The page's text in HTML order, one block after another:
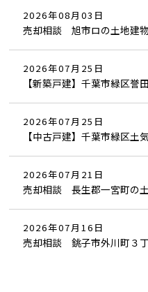
2026年08月03日
売却相談 旭市ロの土地建
2026年07月25日
【新築戸建】千葉市緑区誉
2026年07月25日
【中古戸建】千葉市緑区土
2026年07月21日
売却相談 長生郡一宮町の
2026年07月16日
売却相談 銚子市外川町３